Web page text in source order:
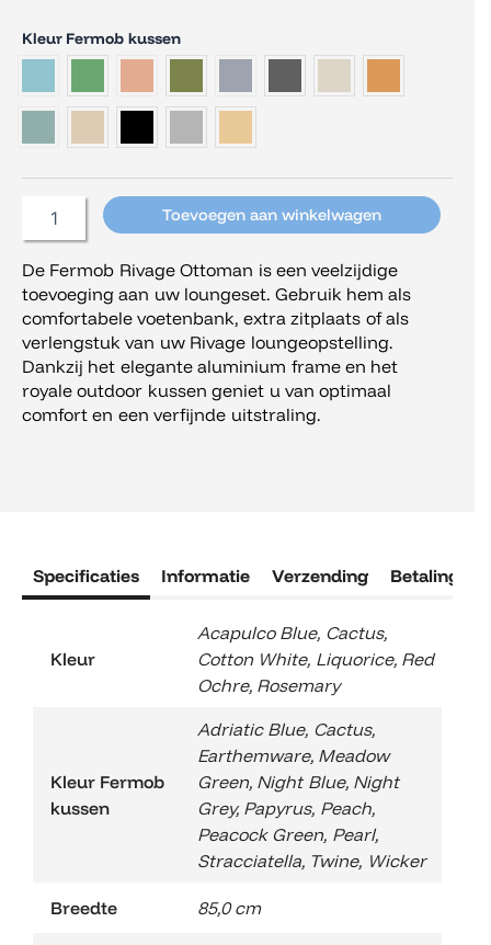
Kleur Fermob kussen
Toevoegen aan winkelwagen
De Fermob Rivage Ottoman is een veelzijdige
toevoeging aan uw loungeset. Gebruik hem als
comfortabele voetenbank, extra zitplaats of als
verlengstuk van uw Rivage loungeopstelling.
Dankzij het elegante aluminium frame en het
royale outdoor kussen geniet u van optimaal
comfort en een verfijnde uitstraling.
Specificaties Informatie Verzending Betaling
Kleur
Acapulco Blue, Cactus,
Cotton White, Liquorice, Red
Ochre, Rosemary
Kleur Fermob
kussen
Adriatic Blue, Cactus,
Earthemware, Meadow
Green, Night Blue, Night
Grey, Papyrus, Peach,
Peacock Green, Pearl,
Stracciatella, Twine, Wicker
Breedte 85,0 cm